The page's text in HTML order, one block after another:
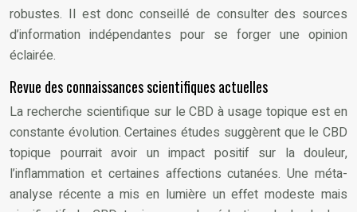
robustes. Il est donc conseillé de consulter des sources
d’information indépendantes pour se forger une opinion
éclairée.
Revue des connaissances scientifiques actuelles
La recherche scientifique sur le CBD à usage topique est en
constante évolution. Certaines études suggèrent que le CBD
topique pourrait avoir un impact positif sur la douleur,
l’inflammation et certaines affections cutanées. Une méta-
analyse récente a mis en lumière un effet modeste mais